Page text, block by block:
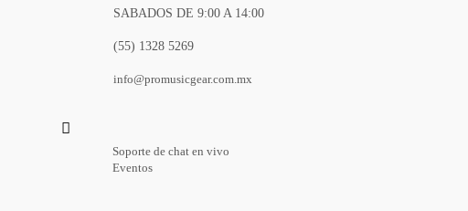
SABADOS DE 9:00 A 14:00
(55) 1328 5269
info@promusicgear.com.mx
Soporte de chat en vivo
Eventos